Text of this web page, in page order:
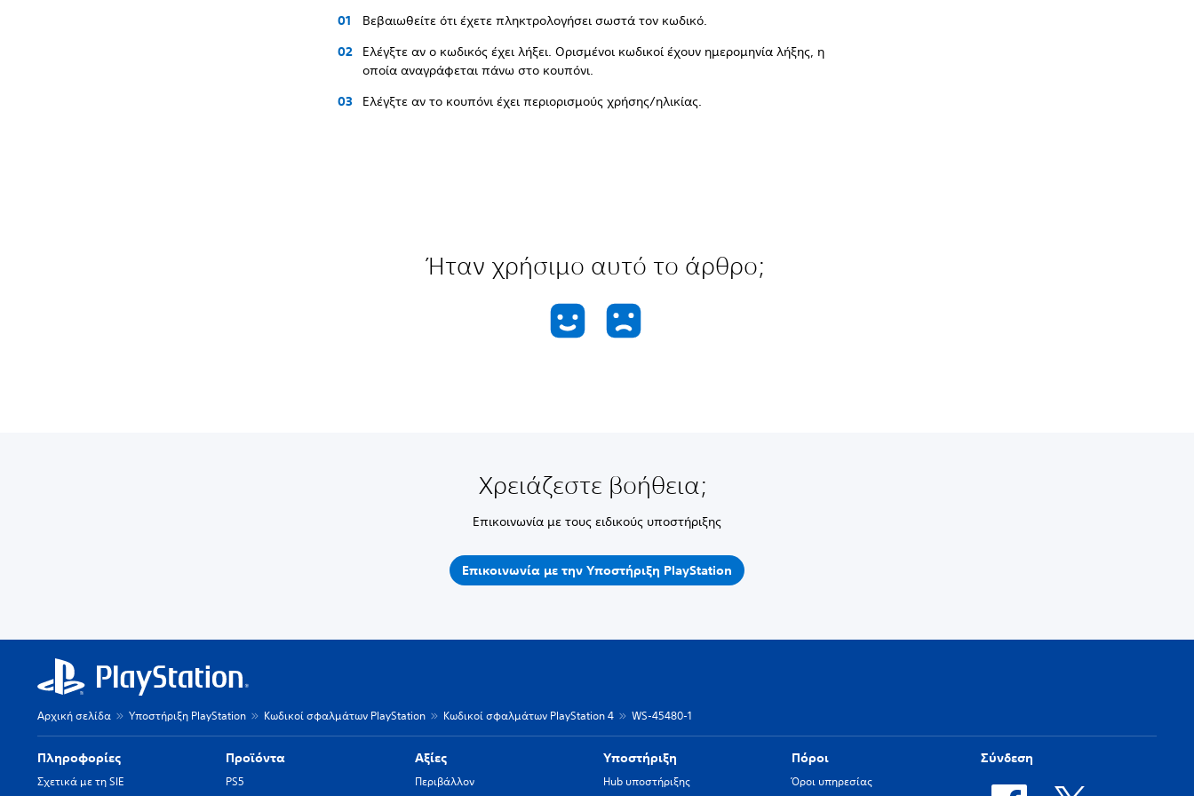
Βεβαιωθείτε ότι έχετε πληκτρολογήσει σωστά τον κωδικό.
Ελέγξτε αν ο κωδικός έχει λήξει. Ορισμένοι κωδικοί έχουν ημερομηνία λήξης, η
οποία αναγράφεται πάνω στο κουπόνι.
Ελέγξτε αν το κουπόνι έχει περιορισμούς χρήσης/ηλικίας.
Ήταν χρήσιμο αυτό το άρθρο;
Χρειάζεστε βοήθεια;
Επικοινωνία με τους ειδικούς υποστήριξης
Επικοινωνία με την Υποστήριξη PlayStation
Αρχική σελίδα Υποστήριξη PlayStation Κωδικοί σφαλμάτων PlayStation Κωδικοί σφαλμάτων PlayStation 4 WS-45480-1
Πληροφορίες
Σχετικά με τη SIE
Προϊόντα
PS5
Αξίες
Περιβάλλον
Υποστήριξη
Hub υποστήριξης
Πόροι
Όροι υπηρεσίας
Σύνδεση